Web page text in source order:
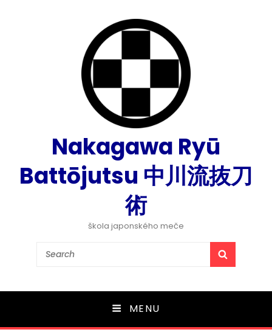
Nakagawa Ryū
Battōjutsu 中川流抜刀
術
škola japonského meče
Search
MENU